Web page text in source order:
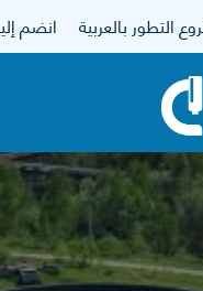
التطور بالعربية انضم